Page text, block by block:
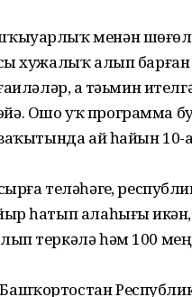
менән
хужалыҡ алып
аҙ тәьмин
Ошо уҡ программа
ваҡытында ай һайын
теләһәгеҙ,
һатып алаһығыҙ икән,
теркәлә һәм 100 мең